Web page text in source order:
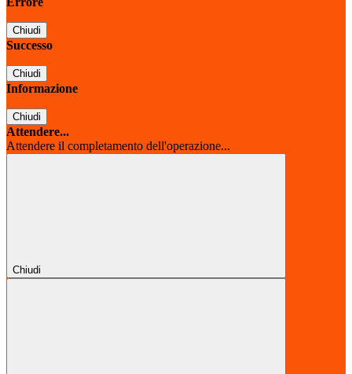
Chiudi
Successo
Chiudi
Informazione
Chiudi
Attendere...
Attendere il completamento dell'operazione...
Chiudi